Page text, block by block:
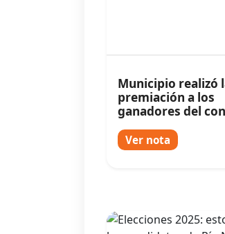
Municipio realizó
premiación a los
ganadores del
Ver nota